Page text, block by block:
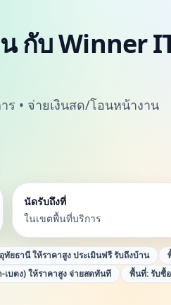
กับ Winner
ร • จ่ายเงินสด/โอนหน้างาน
นัดรับถึงที่
ในเขตพื้นที่บริการ
ยธานี ให้ราคาสูง ประเมินฟรี รับถึงบ้าน
เบตง) ให้ราคาสูง จ่ายสดทันที พื้นที่:รับซื้